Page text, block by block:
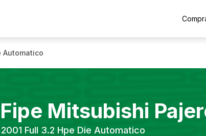
Automatico
Mitsubishi
2001 Full 3.2 Hpe Die Automatico